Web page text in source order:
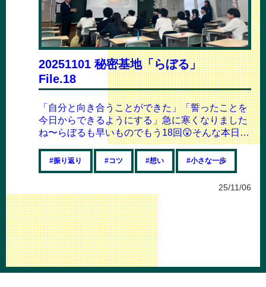
20251101 秘密基地「らぼる」
File.18
「自分と向き合うことができた」「誓ったことを
今日からできるようにする」急に寒くなりました
ね〜らぼるも早いものでもう18回😲そんな本日は
3年生のみの授業ということで、「大学生に...
#振り返り #コツ #想い #小さな一歩
25/11/06